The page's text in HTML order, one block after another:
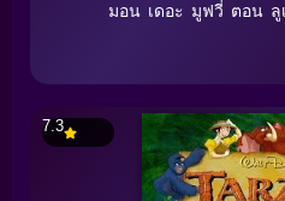
มอน เดอะ มูฟวี่ ตอน ลู
7.3